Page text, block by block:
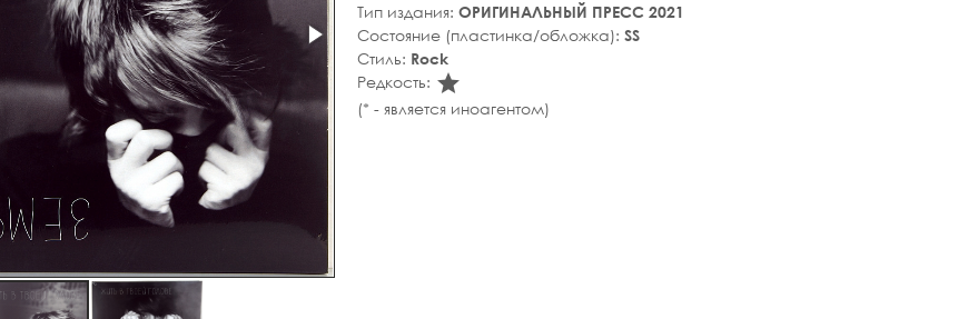
Тип издания: ОРИГИНАЛЬНЫЙ ПРЕСС 2021
Состояние (пластинка/обложка): SS
Стиль: Rock
Редкость: star_rate
(* - является иноагентом)